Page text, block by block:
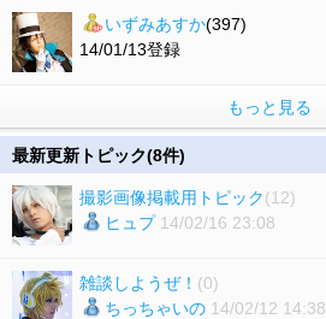
いずみあすか(397)
14/01/13登録
もっと見る
最新更新トピック(8件)
撮影画像掲載用トピック(12)
ヒュプ 14/02/16 23:08
雑談しようぜ！ (0)
ちっちゃいの 14/02/12 14:38